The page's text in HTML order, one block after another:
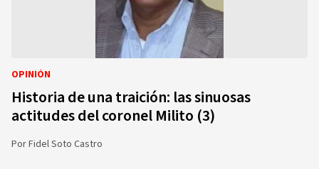
OPINIÓN
Historia de una traición: las sinuosas
actitudes del coronel Milito (3)
PorFidel Soto Castro